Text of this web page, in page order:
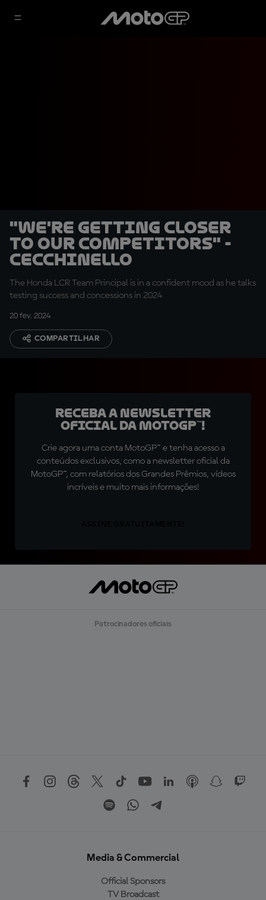
"We're getting closer
to our competitors" -
Cecchinello
The Honda LCR Team Principal is in a confident mood as he talks
testing success and concessions in 2024
20 fev. 2024
COMPARTILHAR
Receba a newsletter
oficial da MotoGP™!
Crie agora uma conta MotoGP™ e tenha acesso a
conteúdos exclusivos, como a newsletter oficial da
MotoGP™, com relatórios dos Grandes Prêmios, vídeos
incríveis e muito mais informações!
Patrocinadores oficiais
Media & Commercial
Official Sponsors
TV Broadcast